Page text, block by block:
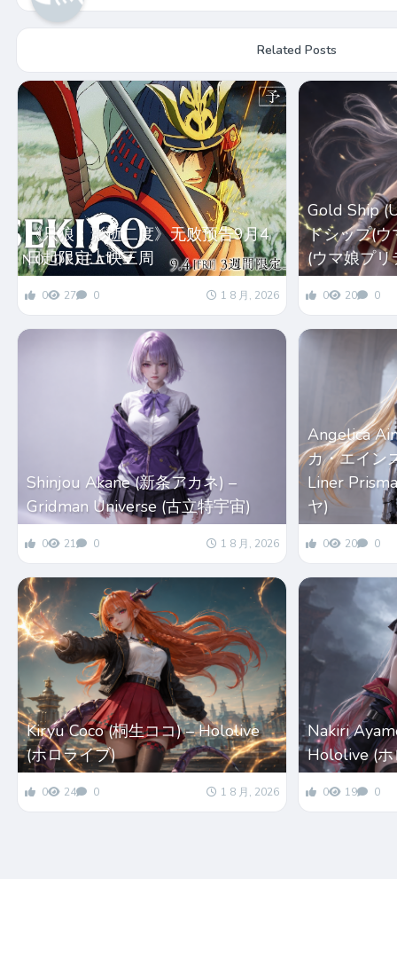
Related Posts
《只狼：影逝二度》无败预告9月4
日起限定上映三周
0 27 0 1 8 月, 2026
Gold Ship
ドシップ(
(ウマ娘プ
0 20 0
Shinjou Akane (新条アカネ) –
Gridman Universe (古立特宇宙)
0 21 0 1 8 月, 2026
Angelica
カ・エイン
Liner
ヤ)
0 20 0
Kiryu Coco (桐生ココ) – Hololive
(ホロライブ)
0 24 0 1 8 月, 2026
Nakiri
Hololive (ホ
0 19 0